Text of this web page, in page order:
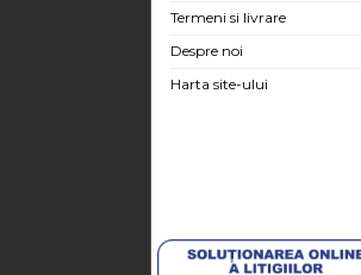
Termeni si livrare
Despre noi
Harta site-ului